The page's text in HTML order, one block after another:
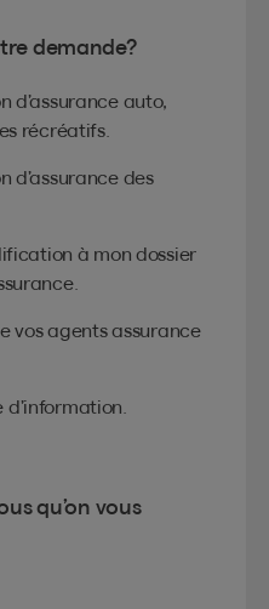
demande?
d’assurance auto,
récréatifs.
d’assurance des
à mon dossier
vos agents assurance
qu’on vous